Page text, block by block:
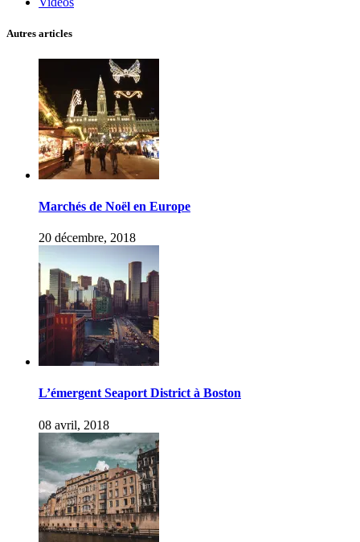
Autres articles
Marchés de Noël en Europe
20 décembre, 2018
L’émergent Seaport District à Boston
08 avril, 2018